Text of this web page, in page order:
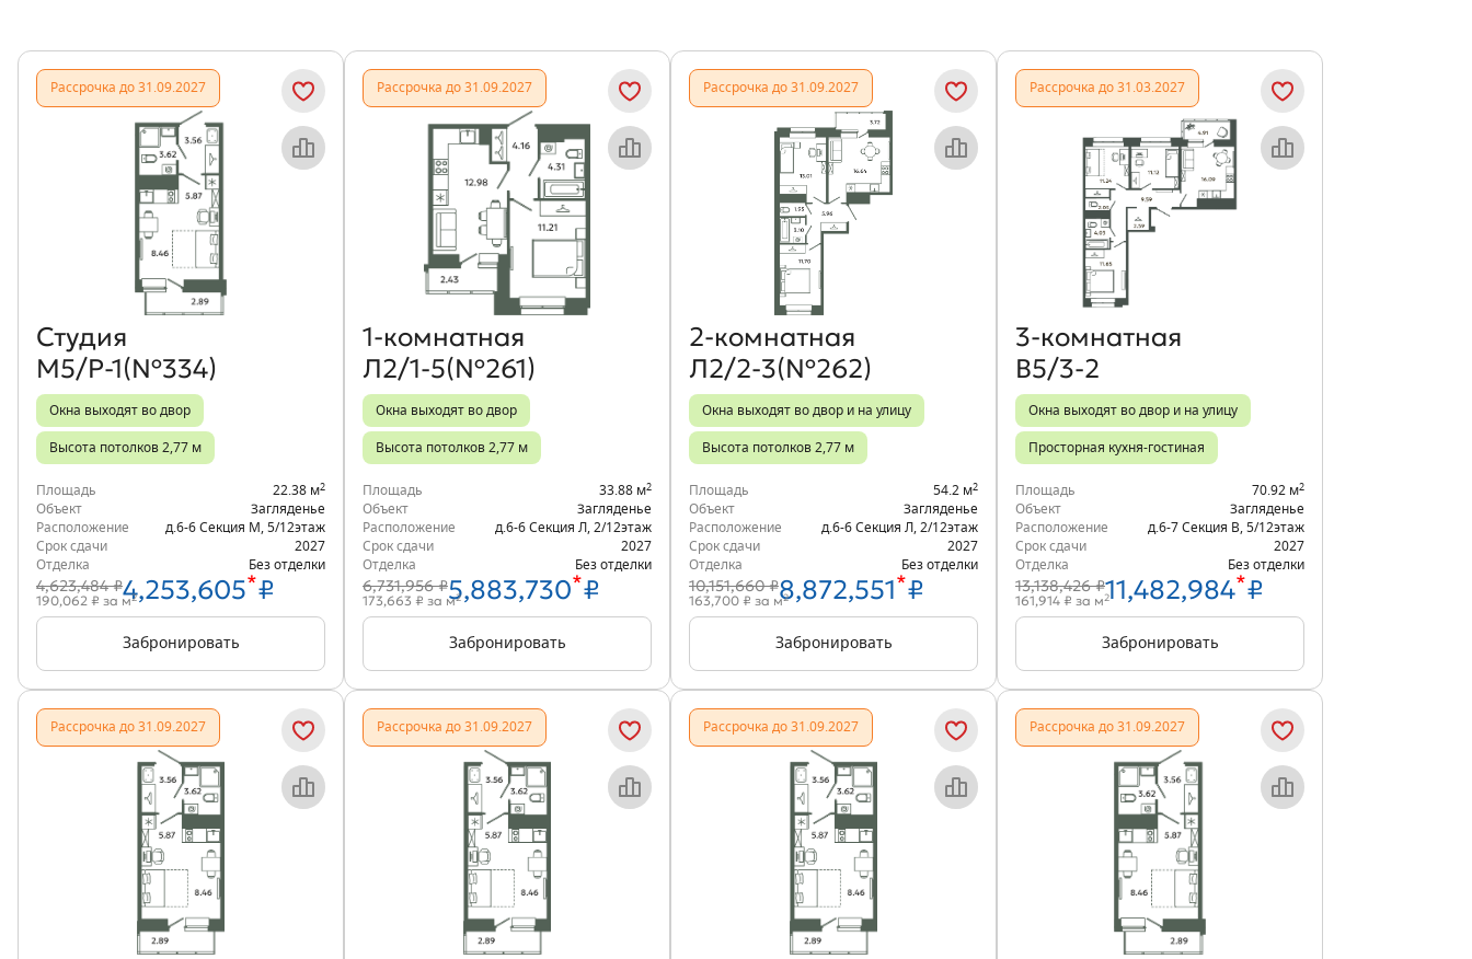
Рассрочка до 31.09.2027
Объект месяца
Студия
М5/Р-1(№334)
Окна выходят во двор
Высота потолков 2,77 м
Площадь 22.38 м2
Объект
Загляденье
Расположение
д.6-6 Секция М 5/12этаж
Срок сдачи
2027
Отделка
Без отделки
4,623,484 ₽4,253,605*₽
190,062 ₽ за м2
Забронировать
Рассрочка до 31.09.2027
Объект месяца
1‑комнатная
Л2/1-5(№261)
Окна выходят во двор
Высота потолков 2,77 м
Площадь 33.88 м2
Объект
Загляденье
Расположение
д.6-6 Секция Л 2/12этаж
Срок сдачи
2027
Отделка
Без отделки
6,731,956 ₽5,883,730*₽
173,663 ₽ за м2
Забронировать
Рассрочка до 31.09.2027
Объект месяца
2‑комнатная
Л2/2-3(№262)
Окна выходят во двор и на улицу
Высота потолков 2,77 м
Площадь 54.2 м2
Объект
Загляденье
Расположение
д.6-6 Секция Л 2/12этаж
Срок сдачи
2027
Отделка
Без отделки
10,151,660 ₽8,872,551*₽
163,700 ₽ за м2
Забронировать
Рассрочка до 31.03.2027
Объект месяца
3‑комнатная
В5/3-2
Окна выходят во двор и на улицу
Просторная кухня-гостиная
Площадь 70.92 м2
Объект
Загляденье
Расположение
д.6-7 Секция В 5/12этаж
Срок сдачи
2027
Отделка
Без отделки
13,138,426 ₽11,482,984*₽
161,914 ₽ за м2
Забронировать
Рассрочка до 31.09.2027
Объект месяца
Рассрочка до 31.09.2027
Объект месяца
Рассрочка до 31.09.2027
Объект месяца
Рассрочка до 31.09.2027
Объект месяца